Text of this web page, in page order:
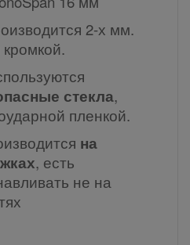
2-х мм.
стекла,
пленкой.
на
, есть
не на